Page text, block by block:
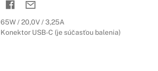
65W / 20,0V / 3,25A
Konektor USB-C (je súčasťou balenia)